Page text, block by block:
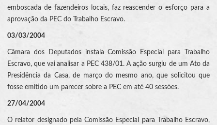
emboscada de fazendeiros locais, faz reascender o esforço para a
aprovação da PEC do Trabalho Escravo.
03/03/2004
Câmara dos Deputados instala Comissão Especial para Trabalho
Escravo, que vai analisar a PEC 438/01. A ação surgiu de um Ato da
Presidência da Casa, de março do mesmo ano, que solicitou que
fosse emitido um parecer sobre a PEC em até 40 sessões.
27/04/2004
O relator designado pela Comissão Especial para Trabalho Escravo,